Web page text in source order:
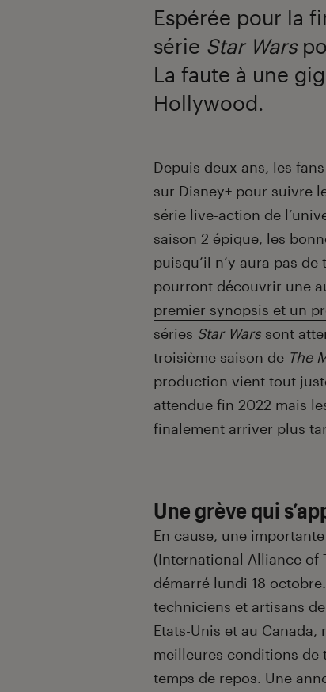
Espérée pour la
série Star Wars
La faute à une
Hollywood.
Introduction
Depuis deux ans, les
sur Disney+ pour suivre
série live-action de
saison 2 épique, les
puisqu’il n’y aura pas
pourront découvrir une
premier synopsis et un
séries Star Warssont
troisième saison de The
production vient tout
attendue fin 2022 mais
finalement arriver plus
Une grève qui
En cause, une
(International Alliance of
démarré lundi 18
techniciens et artisans
Etats-Unis et au
meilleures conditions de
temps de repos. Une